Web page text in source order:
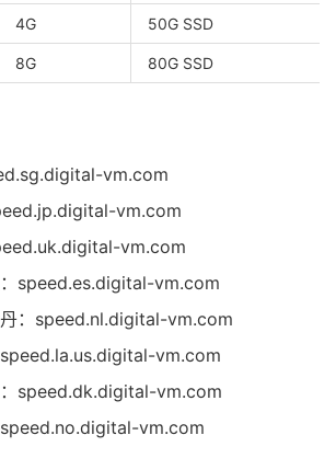
4G 50G SSD
8G 80G SSD
vm.com
vm.com
vm.com
speed.es.digital-vm.com
：speed.nl.digital-vm.com
vm.com
speed.dk.digital-vm.com
vm.com